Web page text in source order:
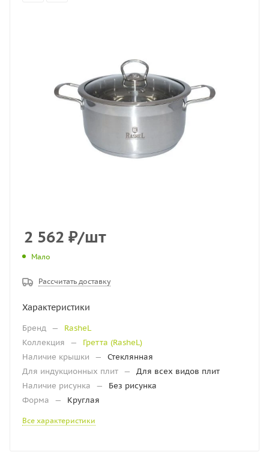
2 562 ₽/шт
Мало
Рассчитать доставку
Характеристики
Бренд —
RasheL
Коллекция
—
Гретта (RasheL)
Наличие крышки
—
Стеклянная
Для индукционных плит —
Для всех видов плит
Наличие рисунка
—
Без рисунка
Форма
— Круглая
Все характеристики